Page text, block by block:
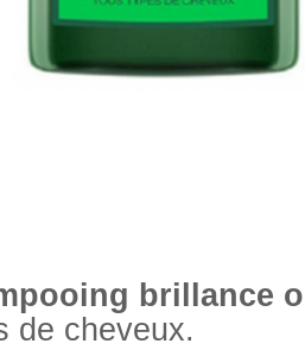
brillance
de cheveux.